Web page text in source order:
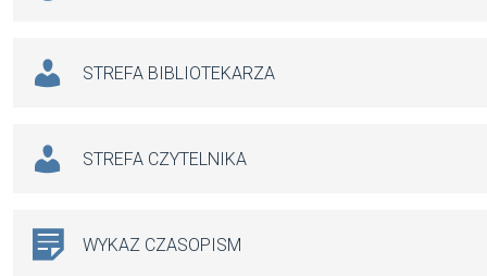
STREFA BIBLIOTEKARZA
STREFA CZYTELNIKA
WYKAZ CZASOPISM